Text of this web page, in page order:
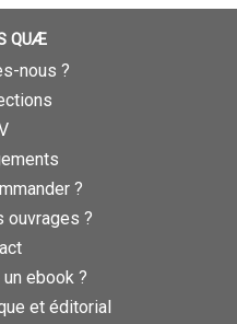
QUÆ
nous ?
?
ouvrages ?
ebook ?
et éditorial